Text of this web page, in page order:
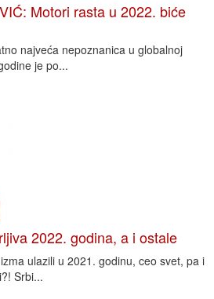
Motori rasta u 2022. biće
najveća nepoznanica u globalnoj
je po...
2022. godina, a i ostale
ulazili u 2021. godinu, ceo svet, pa i
Srbi...